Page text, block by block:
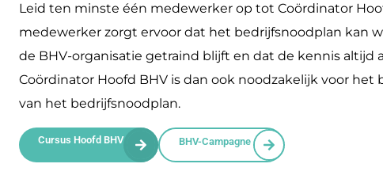
Leid ten minste één medewerker op tot Coördinator
medewerker zorgt ervoor dat het bedrijfsnoodplan kan
de BHV-organisatie getraind blijft en dat de kennis altijd
Coördinator Hoofd BHV is dan ook noodzakelijk voor
van het bedrijfsnoodplan.
Cursus Hoofd BHV BHV-Campagne